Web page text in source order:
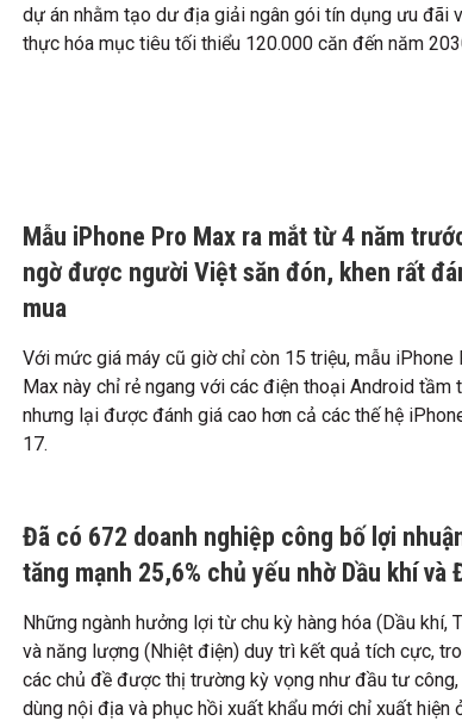
dự án nhằm tạo dư địa giải ngân gói tín dụng ưu đãi
thực hóa mục tiêu tối thiểu 120.000 căn đến năm
Mẫu iPhone Pro Max ra mắt từ 4 năm
ngờ được người Việt săn đón, khen rất
mua
Với mức giá máy cũ giờ chỉ còn 15 triệu, mẫu iPhone
Max này chỉ rẻ ngang với các điện thoại Android tầm
nhưng lại được đánh giá cao hơn cả các thế hệ
17.
Đã có 672 doanh nghiệp công bố lợi
tăng mạnh 25,6% chủ yếu nhờ Dầu khí và
Những ngành hưởng lợi từ chu kỳ hàng hóa (Dầu khí,
và năng lượng (Nhiệt điện) duy trì kết quả tích cực,
các chủ đề được thị trường kỳ vọng như đầu tư
dùng nội địa và phục hồi xuất khẩu mới chỉ xuất hiện